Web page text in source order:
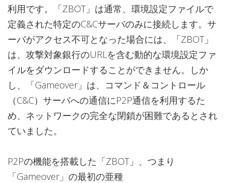
利用です。「ZBOT」は通常、環境設定ファイルで
定義された特定のC&Cサーバのみに接続します。サ
ーバがアクセス不可となった場合には、「ZBOT」
は、攻撃対象銀行のURLを含む動的な環境設定ファ
イルをダウンロードすることができません。しか
し、「Gameover」は、コマンド＆コントロール
（C&C）サーバへの通信にP2P通信を利用するた
め、ネットワークの完全な閉鎖が困難であるとされ
ていました。
P2Pの機能を搭載した「ZBOT」、つまり
「Gameover」の最初の亜種